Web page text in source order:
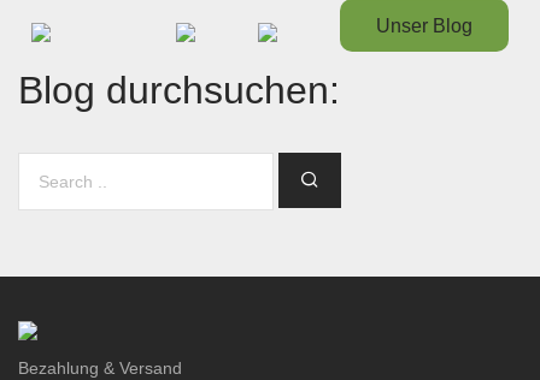
Unser Blog
Blog durchsuchen:
Bezahlung & Versand